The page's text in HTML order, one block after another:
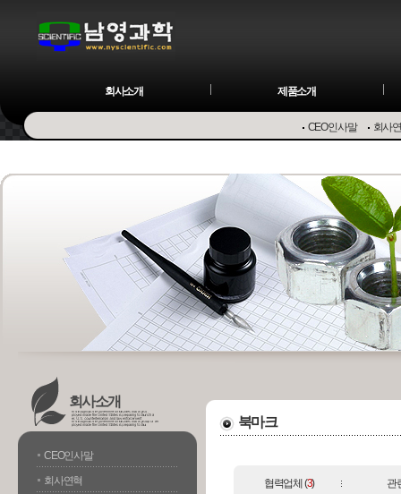
회사소개 제품소개
CEO인사말 회사
회사소개
CEO인사말
회사연혁
북마크
협력업체 (3) 관